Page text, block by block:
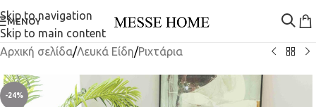
Skip to navigation
Skip to main content
ΜΕΝΟΎ
Αρχική σελίδα/Λευκά Είδη/Ριχτάρια
-24%